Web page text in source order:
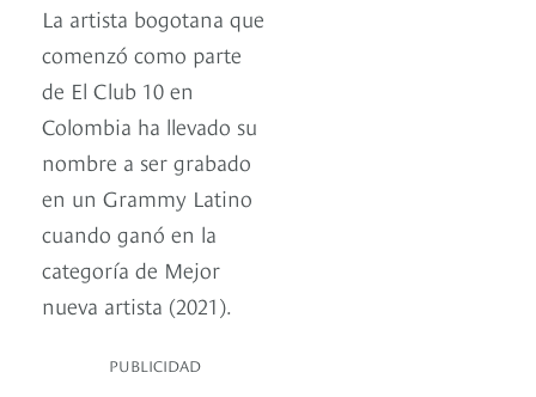
La artista bogotana que
comenzó como parte
de El Club 10 en
Colombia ha llevado su
nombre a ser grabado
en un Grammy Latino
cuando ganó en la
categoría de Mejor
nueva artista (2021).
PUBLICIDAD